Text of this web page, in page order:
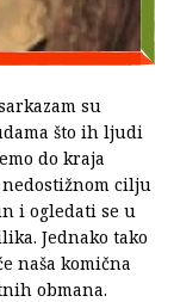
su
što ih ljudi
do kraja
cilju
i ogledati se u
Jednako tako
naša komična
obmana.